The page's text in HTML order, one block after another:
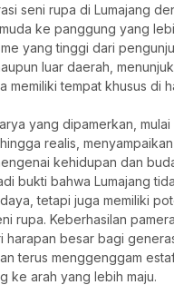
seni rupa di Lumajang
ke panggung yang
yang tinggi dari
luar daerah,
memiliki tempat khusus di
yang dipamerkan, mulai
realis,
kehidupan dan
bukti bahwa Lumajang
tetapi juga memiliki
rupa. Keberhasilan
harapan besar bagi
terus menggenggam
ke arah yang lebih maju.